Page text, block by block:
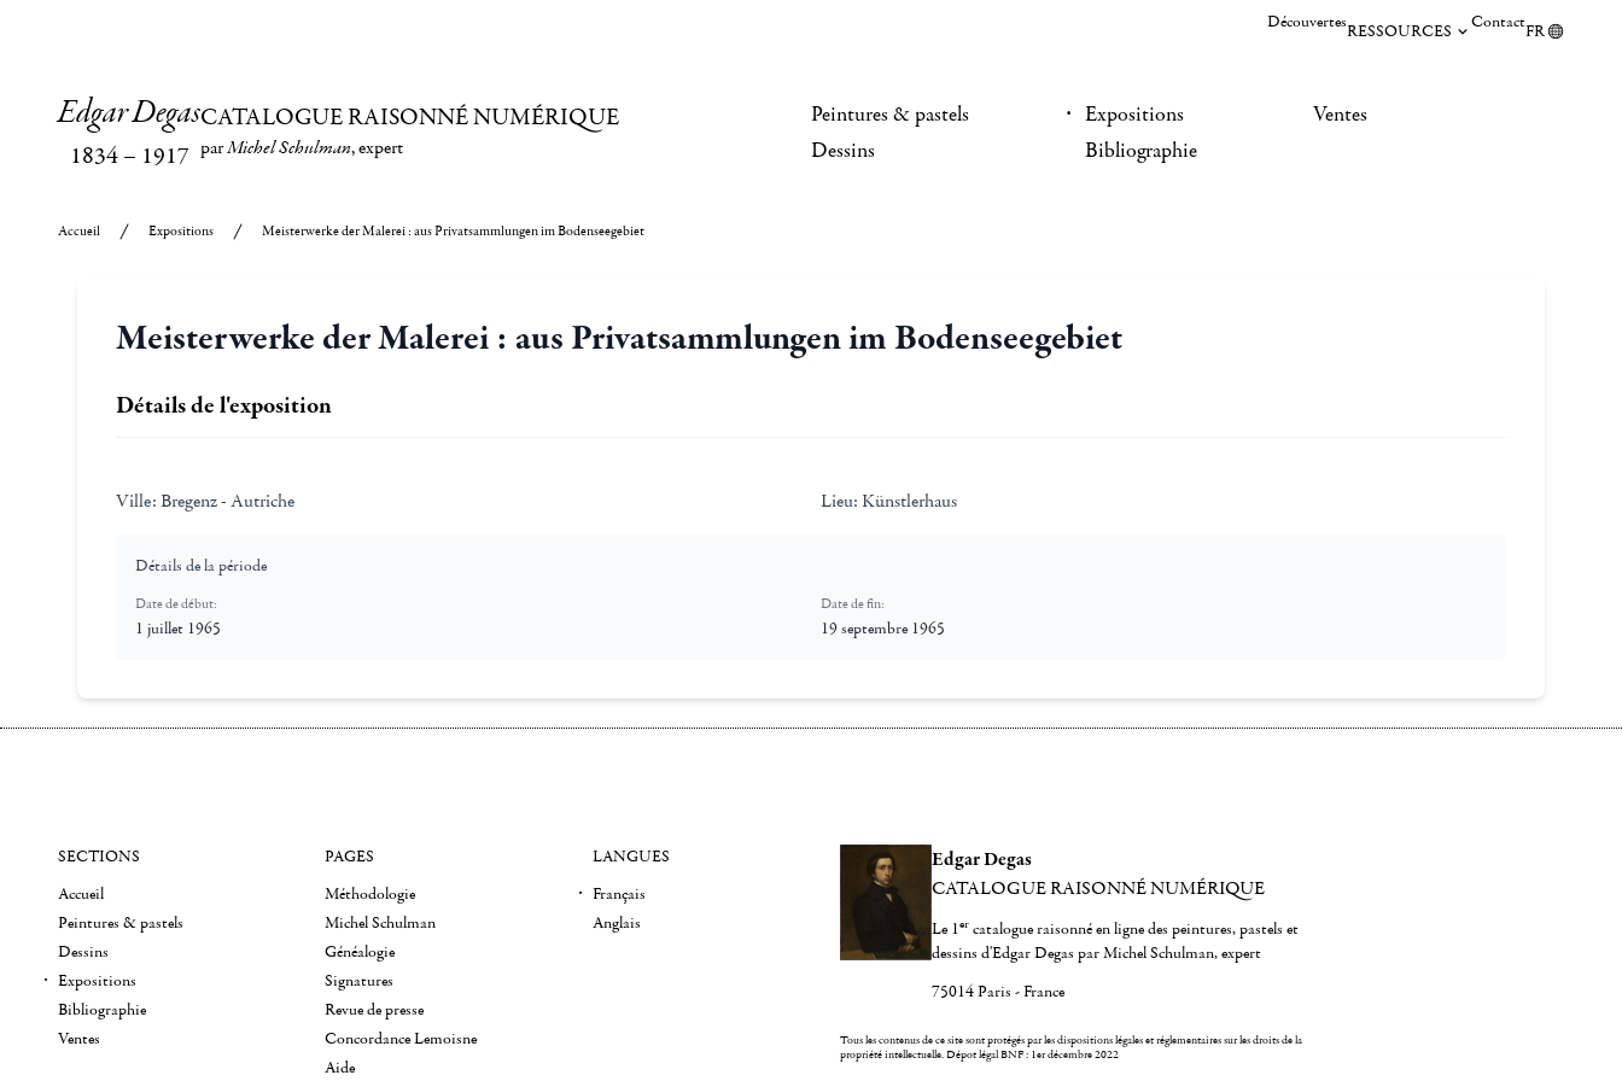
DécouvertesRESSOURCES ContactFR
Edgar Degas
1834– 1917
CATALOGUE RAISONNÉ NUMÉRIQUE
parMichel Schulman, expert
Peintures & pastels
Dessins
Expositions
Bibliographie
Ventes
Accueil Expositions Meisterwerke der Malerei : aus Privatsammlungen im Bodenseegebiet
Meisterwerke der Malerei : aus Privatsammlungen im Bodenseegebiet
Détails de l'exposition
Ville: Bregenz - Autriche Lieu: Künstlerhaus
Détails de la période
Date de début:
1 juillet 1965
Date de fin:
19 septembre 1965
Edgar Degas
CATALOGUE RAISONNÉ NUMÉRIQUE
Le 1er catalogue raisonné en ligne des peintures, pastels et
dessins d'Edgar Degas par Michel Schulman, expert
75014 Paris - France
Tous les contenus de ce site sont protégés par les dispositions légales et réglementaires sur les droits de la
propriété intellectuelle.Dépot légal BNF : 1er décembre 2022
SECTIONS
Accueil
Peintures & pastels
Dessins
Expositions
Bibliographie
Ventes
PAGES
Méthodologie
Michel Schulman
Généalogie
Signatures
Revue de presse
Concordance Lemoisne
Aide
LANGUES
Français
Anglais